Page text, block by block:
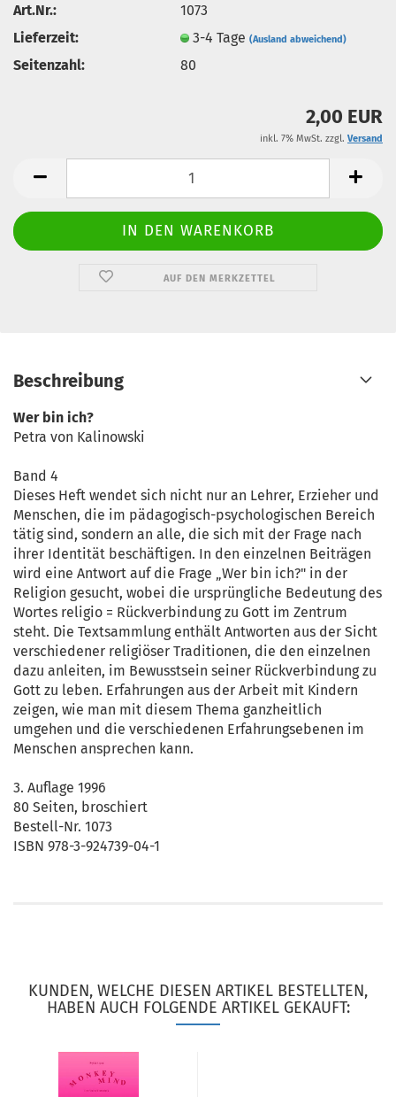
Art.Nr.:
1073
Lieferzeit:
3-4 Tage(Ausland abweichend)
Seitenzahl: 80
2,00 EUR
inkl. 7% MwSt. zzgl. Versand
AUF DEN MERKZETTEL
Beschreibung
Wer bin ich?
Petra von Kalinowski
Band 4
Dieses Heft wendet sich nicht nur an Lehrer, Erzieher und
Menschen, die im pädagogisch-psychologischen Bereich
tätig sind, sondern an alle, die sich mit der Frage nach
ihrer Identität beschäftigen. In den einzelnen Beiträgen
wird eine Antwort auf die Frage „Wer bin ich?" in der
Religion gesucht, wobei die ursprüngliche Bedeutung des
Wortes religio = Rückverbindung zu Gott im Zentrum
steht. Die Textsammlung enthält Antworten aus der Sicht
verschiedener religiöser Traditionen, die den einzelnen
dazu anleiten, im Bewusstsein seiner Rückverbindung zu
Gott zu leben. Erfahrungen aus der Arbeit mit Kindern
zeigen, wie man mit diesem Thema ganzheitlich
umgehen und die verschiedenen Erfahrungsebenen im
Menschen ansprechen kann.
3. Auflage 1996
80 Seiten, broschiert
Bestell-Nr. 1073
ISBN 978-3-924739-04-1
KUNDEN, WELCHE DIESEN ARTIKEL BESTELLTEN,
HABEN AUCH FOLGENDE ARTIKEL GEKAUFT: